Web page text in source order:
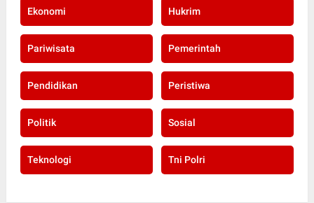
Ekonomi Hukrim
Pariwisata Pemerintah
Pendidikan Peristiwa
Politik Sosial
Teknologi Tni Polri